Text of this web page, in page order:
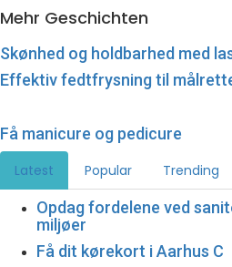
Mehr Geschichten
Skønhed og holdbarhed med
Effektiv fedtfrysning til
Få manicure og pedicure
Latest Popular Trending
Opdag fordelene ved
miljøer
Få dit kørekort i Aarhus C